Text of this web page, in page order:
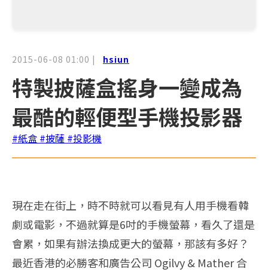
2015-06-08 01:00 | hsiun
特製披薩盒搖身一變成為
最酷的輕便型手機投影器
#紙盒 #披薩 #投影機
現在走在街上，時不時就可以看見有人用手機看韓
劇或電影，不過就算是6吋的手機螢幕，看久了還是
會累，如果有辦法換成更大的螢幕，那該有多好？
最近香港的必勝客和廣告公司 Ogilvy & Mather 合